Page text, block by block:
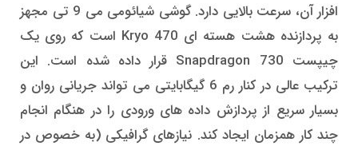
افزار آن، سرعت بالایی دارد. گوشی شیائومی می 9 تی مجهز
به پردازنده هشت هسته ای Kryo 470 است که روی یک
چیپست Snapdragon 730 قرار داده شده است. این
ترکیب عالی در کنار رم 6 گیگابایتی می تواند جریانی روان و
بسیار سریع از پردازش داده های ورودی را در هنگام انجام
چند کار همزمان ایجاد کند. نیازهای گرافیکی (به خصوص در